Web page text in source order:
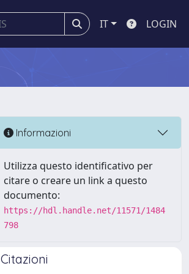
IT LOGIN
Informazioni
Utilizza questo identificativo per
citare o creare un link a questo
documento:
https://hdl.handle.net/11571/1484
798
Citazioni